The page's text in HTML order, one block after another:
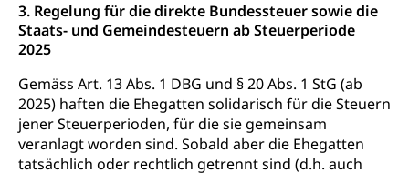
3. Regelung für die direkte Bundessteuer sowie die
Staats- und Gemeindesteuern ab Steuerperiode
2025
Gemäss Art. 13 Abs. 1 DBG und § 20 Abs. 1 StG (ab
2025) haften die Ehegatten solidarisch für die Steuern
jener Steuerperioden, für die sie gemeinsam
veranlagt worden sind. Sobald aber die Ehegatten
tatsächlich oder rechtlich getrennt sind (d.h. auch